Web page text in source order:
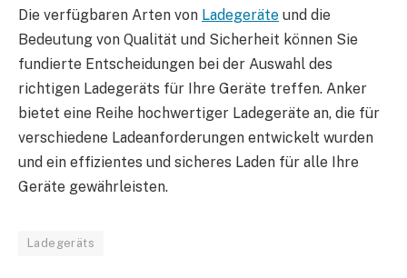
Die verfügbaren Arten von Ladegeräte und die
Bedeutung von Qualität und Sicherheit können Sie
fundierte Entscheidungen bei der Auswahl des
richtigen Ladegeräts für Ihre Geräte treffen. Anker
bietet eine Reihe hochwertiger Ladegeräte an, die für
verschiedene Ladeanforderungen entwickelt wurden
und ein effizientes und sicheres Laden für alle Ihre
Geräte gewährleisten.
Ladegeräts